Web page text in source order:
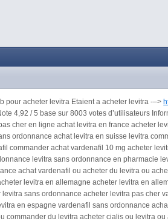
pour acheter levitra Etaient a acheter levitra -–>
4,92 / 5 base sur 8003 votes d’utilisateurs
cher en ligne achat levitra en france acheter
ordonnance achat levitra en suisse levitra
commander achat vardenafil 10 mg acheter
levitra sans ordonnance en pharmacie
achat vardenafil ou acheter du levitra ou
levitra en allemagne acheter levitra en
sans ordonnance acheter levitra pas
en espagne vardenafil sans ordonnance
commander du levitra acheter cialis ou levitra